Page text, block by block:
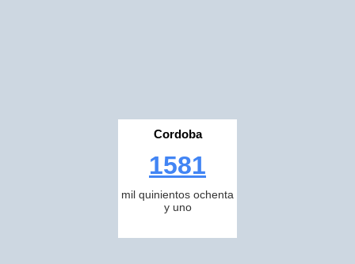
Cordoba
1581
mil quinientos ochenta
y uno